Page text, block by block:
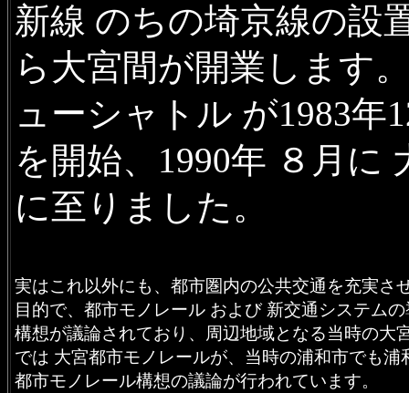
新線 のちの埼京線の設
ら大宮間が開業します
ューシャトル が1983年
を開始、1990年 ８月に
に至りました。
実はこれ以外にも、都市圏内の公共交通を充実さ
目的で、都市モノレール および 新交通システム
構想が議論されており、周辺地域となる当時の大
では 大宮都市モノレールが、当時の浦和市でも浦
都市モノレール構想の議論が行われています。